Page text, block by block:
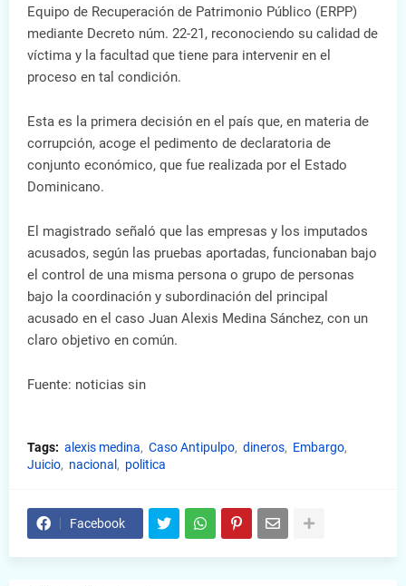
Equipo de Recuperación de Patrimonio Público (ERPP)
mediante Decreto núm. 22-21, reconociendo su calidad de
víctima y la facultad que tiene para intervenir en el
proceso en tal condición.
Esta es la primera decisión en el país que, en materia de
corrupción, acoge el pedimento de declaratoria de
conjunto económico, que fue realizada por el Estado
Dominicano.
El magistrado señaló que las empresas y los imputados
acusados, según las pruebas aportadas, funcionaban bajo
el control de una misma persona o grupo de personas
bajo la coordinación y subordinación del principal
acusado en el caso Juan Alexis Medina Sánchez, con un
claro objetivo en común.
Fuente: noticias sin
Tags: alexis medina Caso Antipulpo dineros
Embargo
Juicio
nacional politica
Facebook